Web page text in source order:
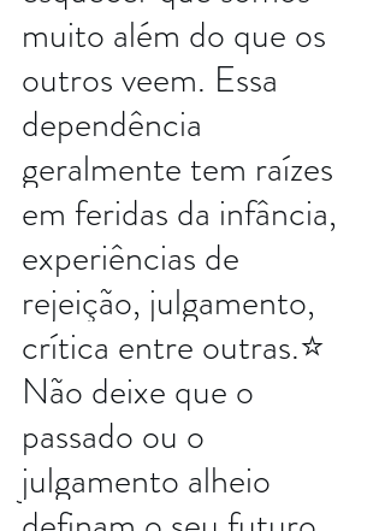
muito além do que os
outros veem. Essa
dependência
geralmente tem raízes
em feridas da infância,
experiências de
rejeição, julgamento,
crítica entre outras.⭐️
Não deixe que o
passado ou o
julgamento alheio